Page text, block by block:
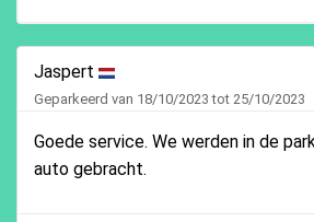
Jaspert
Geparkeerd van 18/10/2023 tot 25/10/2023
Goede service. We werden in de
auto gebracht.